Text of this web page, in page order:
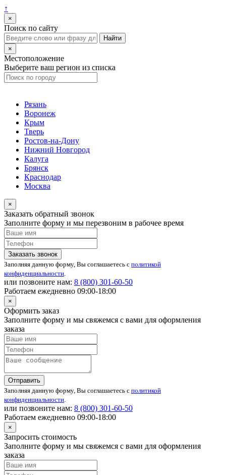
↑
×
Поиск по сайту
×
Местоположение
Выберите ваш регион из списка
Рязань
Воронеж
Крым
Тверь
Ростов-на-Дону
Нижний Новгород
Калуга
Брянск
Краснодар
Москва
×
Заказать обратный звонок
Заполните форму и мы перезвоним в рабочее время
Заказать звонок
Заполняя данную форму, Вы соглашаетесь с политикой
конфиденциальности.
или позвоните нам: 8 (800) 301-60-50
Работаем ежедневно 09:00-18:00
×
Оформить заказ
Заполните форму и мы свяжемся с вами для оформления
заказа
Отправить
Заполняя данную форму, Вы соглашаетесь с политикой
конфиденциальности.
или позвоните нам: 8 (800) 301-60-50
Работаем ежедневно 09:00-18:00
×
Запросить стоимость
Заполните форму и мы свяжемся с вами для оформления
заказа